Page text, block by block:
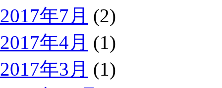
2017年7月 (2)
2017年4月 (1)
2017年3月 (1)